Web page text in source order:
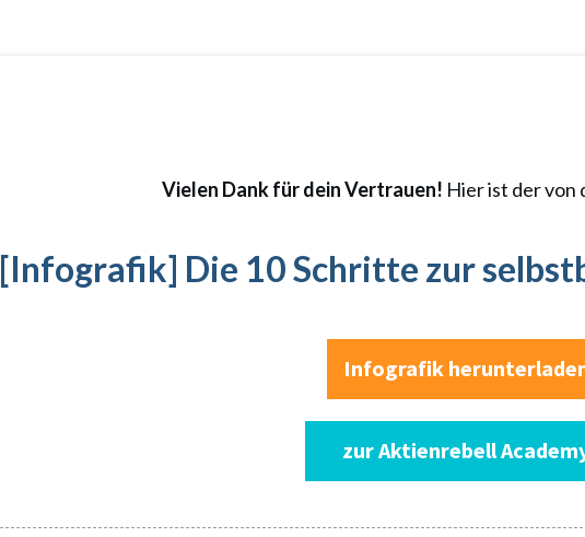
Vielen Dank für dein Vertrauen! Hier ist der
[Infografik] Die 10 Schritte zur
Infografik
zur Aktienrebell